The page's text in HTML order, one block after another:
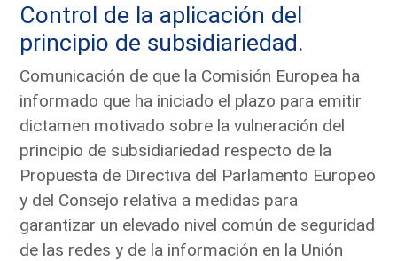
Control de la aplicación del
principio de subsidiariedad.
Comunicación de que la Comisión Europea ha
informado que ha iniciado el plazo para emitir
dictamen motivado sobre la vulneración del
principio de subsidiariedad respecto de la
Propuesta de Directiva del Parlamento Europeo
y del Consejo relativa a medidas para
garantizar un elevado nivel común de seguridad
de las redes y de la información en la Unión